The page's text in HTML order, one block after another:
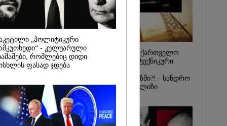
ჩადენილი
ჯერ
მათ
რატომ ჩაბნელდა საქართველო
მესამედ: საბოტაჟი, ტექნიკური
არაპროფესიონალიზმი?! - სანდრო
თვალჭრელიძის ანალიზი
„პოლიტიკური
- კულუარული
რომლებიც დიდი
ფასად ჯდება